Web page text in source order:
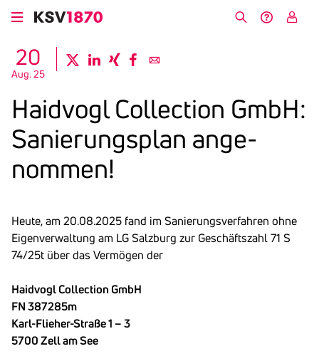
Direkt
zum
20
Aug. 25
Haid­vogl Collec­tion GmbH:
Sanie­rungs­plan ange­
nommen!
Heute, am 20.08.2025 fand im Sanierungsverfahren ohne
Eigenverwaltung am LG Salzburg zur Geschäftszahl 71 S
74/25t über das Vermögen der
Haidvogl Collection GmbH
FN 387285m
Karl-Flieher-Straße 1 – 3
5700 Zell am See